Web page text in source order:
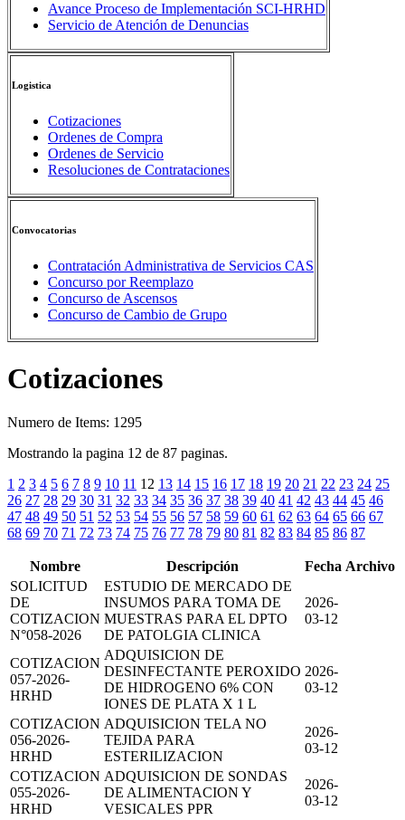
Avance Proceso de Implementación SCI-HRHD
Servicio de Atención de Denuncias
Logistica
Cotizaciones
Ordenes de Compra
Ordenes de Servicio
Resoluciones de Contrataciones
Convocatorias
Contratación Administrativa de Servicios CAS
Concurso por Reemplazo
Concurso de Ascensos
Concurso de Cambio de Grupo
Cotizaciones
Numero de Items: 1295
Mostrando la pagina 12 de 87 paginas.
1 2 3 4 5 6 7 8 9 10 11 12 13 14 15 16 17 18 19 20 21 22 23 24 25
26 27 28 29 30 31 32 33 34 35 36 37 38 39 40 41 42 43 44 45 46
47 48 49 50 51 52 53 54 55 56 57 58 59 60 61 62 63 64 65 66 67
68 69 70 71 72 73 74 75 76 77 78 79 80 81 82 83 84 85 86 87
Nombre Descripción Fecha Archivo
SOLICITUD
DE
COTIZACION
N°058-2026
ESTUDIO DE MERCADO DE
INSUMOS PARA TOMA DE
MUESTRAS PARA EL DPTO
DE PATOLGIA CLINICA
2026-
03-12
COTIZACION
057-2026-
HRHD
ADQUISICION DE
DESINFECTANTE PEROXIDO
DE HIDROGENO 6% CON
IONES DE PLATA X 1 L
2026-
03-12
COTIZACION
056-2026-
HRHD
ADQUISICION TELA NO
TEJIDA PARA
ESTERILIZACION
2026-
03-12
COTIZACION
055-2026-
HRHD
ADQUISICION DE SONDAS
DE ALIMENTACION Y
VESICALES PPR
2026-
03-12